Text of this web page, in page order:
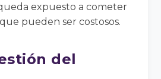
expuesto a cometer
pueden ser costosos.
del